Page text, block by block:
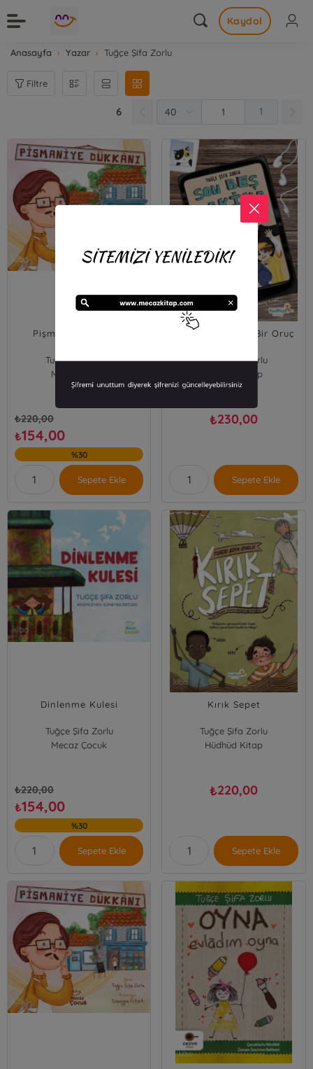
Kaydol
Anasayfa Yazar Tuğçe Şifa Zorlu
Filtre
6 1
Pişmaniye Dükkânı
Tuğçe Şifa Zorlu
Mecaz Çocuk
₺220,00
₺154,00
%30
Sepete Ekle
Son Beş Dakika ;Bir Oruç
Tuğçe Şifa Zorlu
Hüdhüd Kitap
₺230,00
Sepete Ekle
Dinlenme Kulesi
Tuğçe Şifa Zorlu
Mecaz Çocuk
₺220,00
₺154,00
%30
Sepete Ekle
Kırık Sepet
Tuğçe Şifa Zorlu
Hüdhüd Kitap
₺220,00
Sepete Ekle